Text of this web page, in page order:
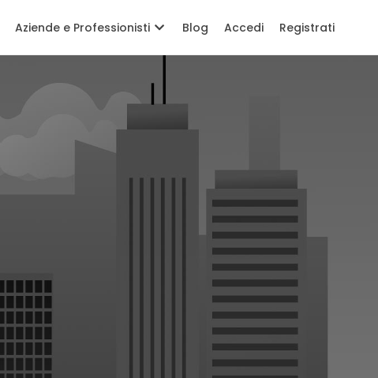
Aziende e Professionisti Blog Accedi Registrati